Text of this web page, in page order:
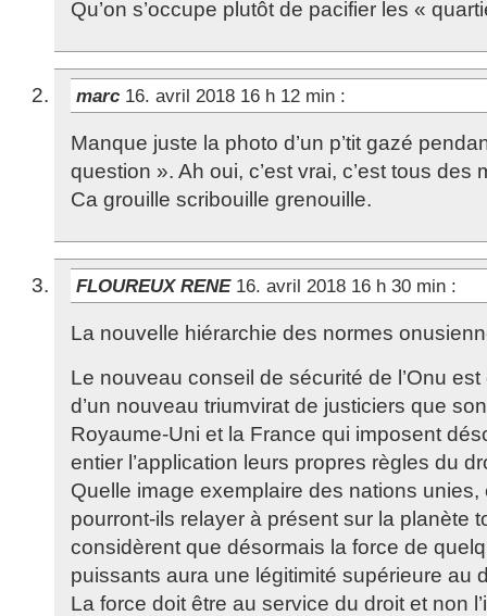
Qu’on s’occupe plutôt de pacifier les «
marc 16. avril 2018 16 h 12 min :
Manque juste la photo d’un p’tit gazé
question ». Ah oui, c’est vrai, c’est tous
Ca grouille scribouille grenouille.
FLOUREUX RENE 16. avril 2018 16 h 30 min :
La nouvelle hiérarchie des normes
Le nouveau conseil de sécurité de l’Onu
d’un nouveau triumvirat de justiciers que
Royaume-Uni et la France qui imposent
entier l’application leurs propres règles du
Quelle image exemplaire des nations unies,
pourront-ils relayer à présent sur la planète
considèrent que désormais la force de
puissants aura une légitimité supérieure au
La force doit être au service du droit et non